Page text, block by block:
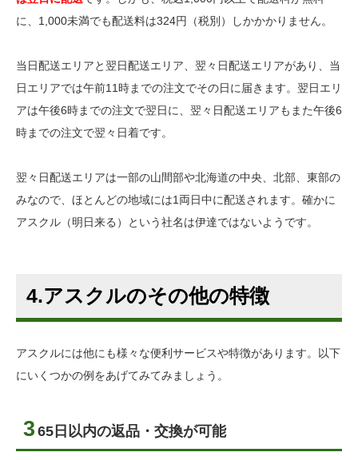
に、1,000未満でも配送料は324円（税別）しかかかりません。
当日配送エリアと翌日配送エリア、翌々日配送エリアがあり、当
日エリアでは午前11時までの注文でその日に届きます。翌日エリ
アは午後6時までの注文で翌日に、翌々日配送エリアもまた午後6
時までの注文で翌々日着です。
翌々日配送エリアは一部の山間部や北海道の中央、北部、東部の
みなので、ほとんどの地域には1両日中に配送されます。確かに
アスクル（明日来る）という社名は伊達ではないようです。
4.アスクルのその他の特徴
アスクルには他にも様々な便利サービスや特徴があります。以下
にいくつかの例をあげてみてみましょう。
3 65日以内の返品・交換が可能